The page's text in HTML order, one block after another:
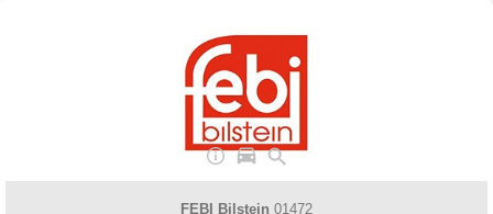
FEBI Bilstein 01472